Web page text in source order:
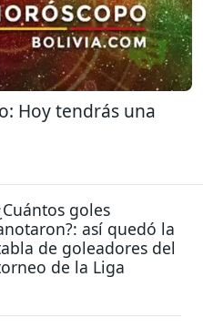
Hoy tendrás una
goles
así quedó la
de goleadores del
de la Liga